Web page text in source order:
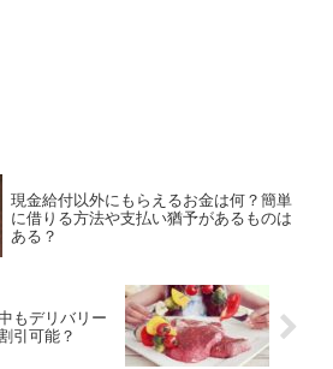
現金給付以外にもらえるお金は何？簡単
に借りる方法や支払い猶予があるものは
ある？
もデリバリー
引可能？